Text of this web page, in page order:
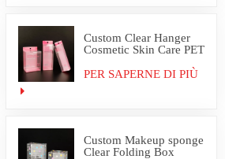
Custom Clear Hanger
Cosmetic Skin Care PET
PER SAPERNE DI PIÙ
Custom Makeup sponge
Clear Folding Box